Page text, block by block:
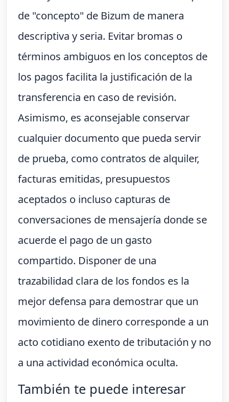
de "concepto" de Bizum de manera
descriptiva y seria. Evitar bromas o
términos ambiguos en los conceptos de
los pagos facilita la justificación de la
transferencia en caso de revisión.
Asimismo, es aconsejable conservar
cualquier documento que pueda servir
de prueba, como contratos de alquiler,
facturas emitidas, presupuestos
aceptados o incluso capturas de
conversaciones de mensajería donde se
acuerde el pago de un gasto
compartido. Disponer de una
trazabilidad clara de los fondos es la
mejor defensa para demostrar que un
movimiento de dinero corresponde a un
acto cotidiano exento de tributación y no
a una actividad económica oculta.
También te puede interesar